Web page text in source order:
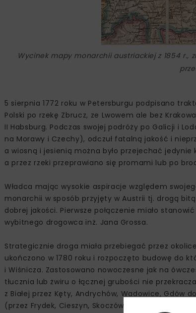
Wycinek mapy monarchii austriackiej z 1854 r.,
5 sierpnia 1772 roku w Petersburgu podpisano
Polski po rzekę Zbrucz, ze Lwowem ale bez
II Habsburg. Podczas swojej podróży po Galicji i
na Morawy i Czechy), odczuł fatalną jakość i
a wiosną i jesienią można było przejechać
a przez rzeki przeprawiano się promami lub po
Władca mając wysokie aspiracje względem
monarchii w sposób przyjęty w Austrii tj. drogą
dobrej jakości. Pierwsze połączenie miało
wybitnego drogowca inż. Jana Grossa.
Strategicznie droga miała przebiegać przez
ukończono w 1780 roku i rozpoczęto budowę do
i Wiśnicza. Zastosowano nowoczesne jak na
tłucznia lub żwiru o łącznej grubości nie
z Białej przez Kęty, Andrychów, Wadowice, Gdów
(przez Frydek, Cieszyn, Skoczów, Bielsko) oraz